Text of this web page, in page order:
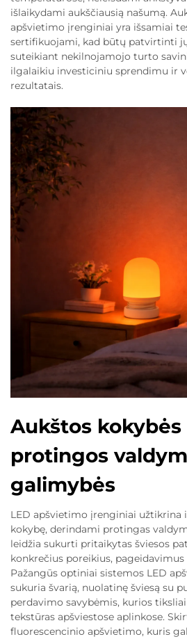
išlaikydami aukščiausią našumą.
apšvietimo įrenginiai yra išsamiai
sertifikuojami, kad būtų patvirtinti
suteikiant nekilnojamojo turto
ilgalaikiu investiciniu sprendimu ir
rezultatais.
Aukštos kokybės
protingos
galimybės
LED apšvietimo įrenginiai užtikrina
kokybę, derindami protingas
leidžia sukurti pritaikytas šviesos
konkrečius poreikius,
Pažangūs optiniai sistemos LED
sukuria švarią, nuolatinę šviesą su
perdavimo savybėmis, kurios
tekstūras apšviestose aplinkose.
fluorescencinio apšvietimo, kuris